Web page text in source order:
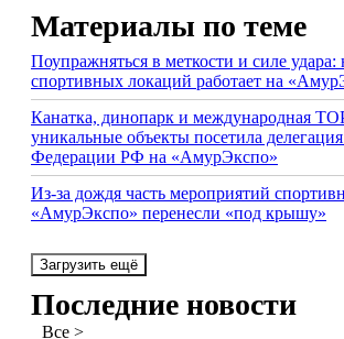
Материалы по теме
Поупражняться в меткости и силе удара:
спортивных локаций работает на
Канатка, динопарк и международная
уникальные объекты посетила
Федерации РФ на «АмурЭкспо»
Из-за дождя часть мероприятий
«АмурЭкспо» перенесли «под крышу»
Загрузить ещё
Последние новости
Все >